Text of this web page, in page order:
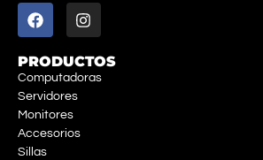
PRODUCTOS
Computadoras
Servidores
Monitores
Accesorios
Sillas